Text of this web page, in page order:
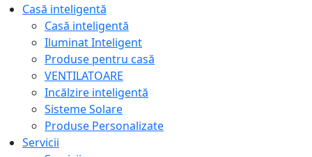
Casă inteligentă
Casă inteligentă
Iluminat Inteligent
Produse pentru casă
VENTILATOARE
Incălzire inteligentă
Sisteme Solare
Produse Personalizate
Servicii